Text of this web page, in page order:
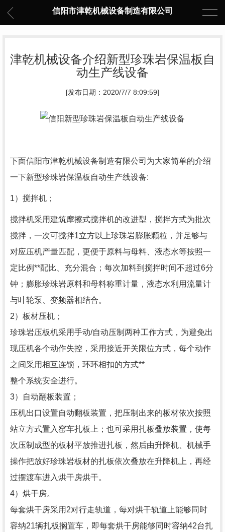
信阳市津乾机械设备制造有限公司
津乾机械设备介绍新型珍珠岩保温板自
动生产线设备
[发布日期：2020/7/7 8:09:59]
下面信阳市津乾机械设备制造有限公司为大家简单的介绍
一下新型珍珠岩保温板自动生产线设备:
1）搅拌机；
搅拌机采用建筑摩擦式搅拌机的改进型，搅拌方式为批次
搅拌，一次可搅拌1立方以上珍珠岩膨胀颗粒，并足够与
对应压机产量匹配，更便于原料与母料、液态水等按照一
定比例**配比、充分混合；每次加料到搅拌时间不超过6分
钟；膨胀珍珠岩原料和母料称重计量，液态水利用流量计
与叶轮泵、变频器相结合。
2）板材压机；
珍珠岩压板机采用手动/自动压制两种工作方式，为避免出
现压机各个动作失控，采用接近开关限位方式，每个动作
之间采用相互连锁，环环相扣的方式**
整个系统安全进行。
3）自动翻板装置；
压机出口设置自动翻板装置，把压制出来的板材依次按照
站立方式置入窑车扎板上；也可采用扎板叠放装置，使每
次压制成型的板材平放推进扎板，然后由升降机、机械手
操作把放好珍珠岩板材的扎板依次叠放在升降机上，再经
过摆渡车进入烘干房烘干。
4）烘干房。
每套烘干房采用2对行走轨道，每对烘干轨道上能够同时
容纳21辆扎板搁置车，即每套烘干房能够同时容纳42台扎